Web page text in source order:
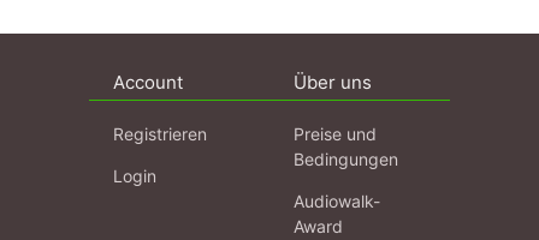
Account
Registrieren
Login
Über uns
Preise und
Bedingungen
Audiowalk-
Award